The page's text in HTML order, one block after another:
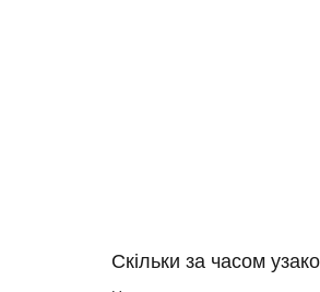
Скільки за часом